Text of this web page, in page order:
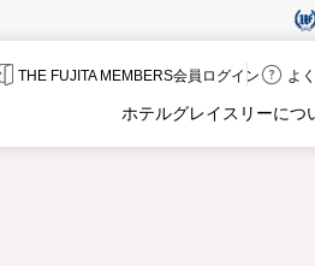
THE FUJITA MEMBERS会員ログイン よ
ホテルグレイスリーにつ